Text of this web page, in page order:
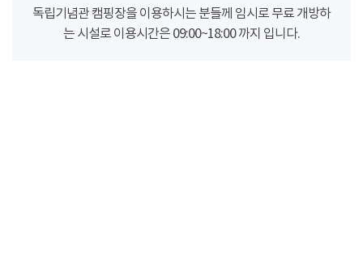
독립기념관 캠핑장을 이용하시는 분들께 임시로 무료 개방하
는 시설로 이용시간은 09:00~18:00 까지 입니다.